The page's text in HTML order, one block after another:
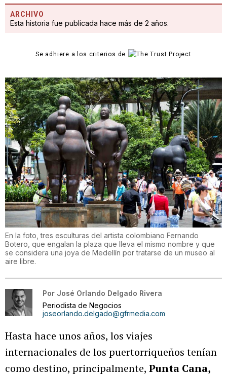
ARCHIVO
Esta historia fue publicada hace más de 2 años.
Se adhiere a los criterios de
En la foto, tres esculturas del artista colombiano Fernando
Botero, que engalan la plaza que lleva el mismo nombre y que
se considera una joya de Medellín por tratarse de un museo al
aire libre.
Por José Orlando Delgado Rivera
Periodista de Negocios
joseorlando.delgado@gfrmedia.com
Hasta hace unos años, los viajes
internacionales de los puertorriqueños tenían
como destino, principalmente, Punta Cana,